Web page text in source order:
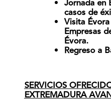
Jornada en
casos de
Visita
Empresas
Évora.
Regreso a
SERVICIOS
EXTREMADURA